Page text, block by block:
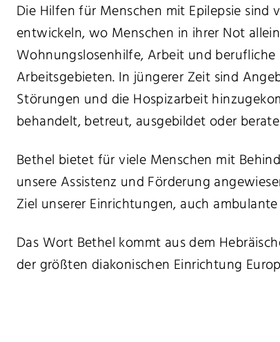
Die Hilfen für Menschen mit Epilepsie
entwickeln, wo Menschen in ihrer Not
Wohnungslosenhilfe, Arbeit und
Arbeitsgebieten. In jüngerer Zeit sind
Störungen und die Hospizarbeit
behandelt, betreut, ausgebildet oder
Bethel bietet für viele Menschen mit
unsere Assistenz und Förderung
Ziel unserer Einrichtungen, auch
Das Wort Bethel kommt aus dem
der größten diakonischen Einrichtung